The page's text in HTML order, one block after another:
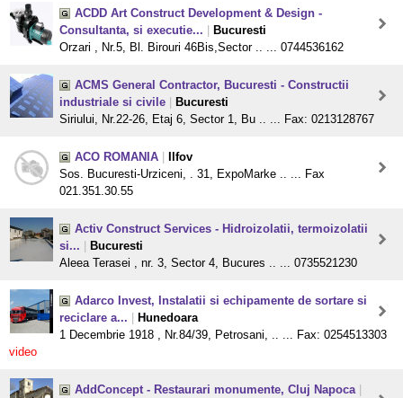
ACDD Art Construct Development & Design -
Consultanta, si executie...
Bucuresti
Orzari , Nr.5, Bl. Birouri 46Bis,Sector .. ... 0744536162
ACMS General Contractor, Bucuresti - Constructii
industriale si civile
Bucuresti
Siriului, Nr.22-26, Etaj 6, Sector 1, Bu .. ... Fax: 0213128767
ACO ROMANIA
Ilfov
Sos. Bucuresti-Urziceni, . 31, ExpoMarke .. ... Fax
021.351.30.55
Activ Construct Services - Hidroizolatii, termoizolatii
si...
Bucuresti
Aleea Terasei , nr. 3, Sector 4, Bucures .. ... 0735521230
Adarco Invest, Instalatii si echipamente de sortare si
reciclare a...
Hunedoara
1 Decembrie 1918 , Nr.84/39, Petrosani, .. ... Fax: 0254513303
video
AddConcept - Restaurari monumente, Cluj Napoca